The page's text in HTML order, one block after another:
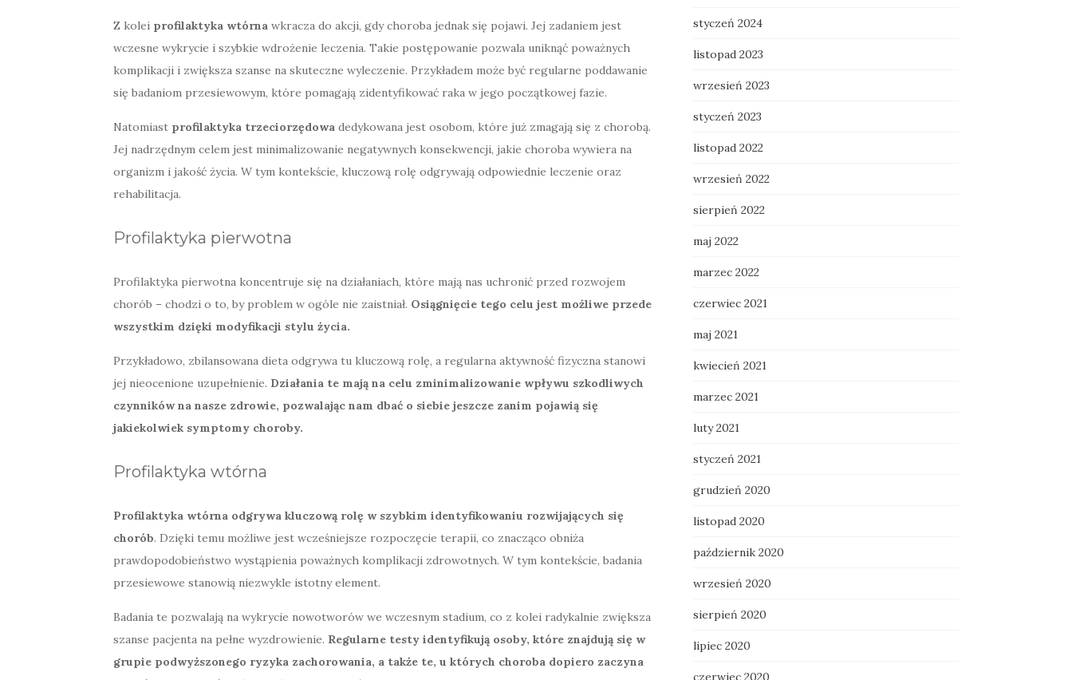
Z kolei profilaktyka wtórna wkracza do akcji, gdy choroba jednak się pojawi. Jej zadaniem jest
wczesne wykrycie i szybkie wdrożenie leczenia. Takie postępowanie pozwala uniknąć poważnych
komplikacji i zwiększa szanse na skuteczne wyleczenie. Przykładem może być regularne poddawanie
się badaniom przesiewowym, które pomagają zidentyfikować raka w jego początkowej fazie.
Natomiast profilaktyka trzeciorzędowa dedykowana jest osobom, które już zmagają się z chorobą.
Jej nadrzędnym celem jest minimalizowanie negatywnych konsekwencji, jakie choroba wywiera na
organizm i jakość życia. W tym kontekście, kluczową rolę odgrywają odpowiednie leczenie oraz
rehabilitacja.
Profilaktyka pierwotna
Profilaktyka pierwotna koncentruje się na działaniach, które mają nas uchronić przed rozwojem
chorób – chodzi o to, by problem w ogóle nie zaistniał. Osiągnięcie tego celu jest możliwe przede
wszystkim dzięki modyfikacji stylu życia.
Przykładowo, zbilansowana dieta odgrywa tu kluczową rolę, a regularna aktywność fizyczna stanowi
jej nieocenione uzupełnienie. Działania te mają na celu zminimalizowanie wpływu szkodliwych
czynników na nasze zdrowie, pozwalając nam dbać o siebie jeszcze zanim pojawią się
jakiekolwiek symptomy choroby.
Profilaktyka wtórna
Profilaktyka wtórna odgrywa kluczową rolę w szybkim identyfikowaniu rozwijających się
chorób. Dzięki temu możliwe jest wcześniejsze rozpoczęcie terapii, co znacząco obniża
prawdopodobieństwo wystąpienia poważnych komplikacji zdrowotnych. W tym kontekście, badania
przesiewowe stanowią niezwykle istotny element.
Badania te pozwalają na wykrycie nowotworów we wczesnym stadium, co z kolei radykalnie zwiększa
szanse pacjenta na pełne wyzdrowienie. Regularne testy identyfikują osoby, które znajdują się w
grupie podwyższonego ryzyka zachorowania, a także te, u których choroba dopiero zaczyna
styczeń 2024
listopad 2023
wrzesień 2023
styczeń 2023
listopad 2022
wrzesień 2022
sierpień 2022
maj 2022
marzec 2022
czerwiec 2021
maj 2021
kwiecień 2021
marzec 2021
luty 2021
styczeń 2021
grudzień 2020
listopad 2020
październik 2020
wrzesień 2020
sierpień 2020
lipiec 2020
czerwiec 2020